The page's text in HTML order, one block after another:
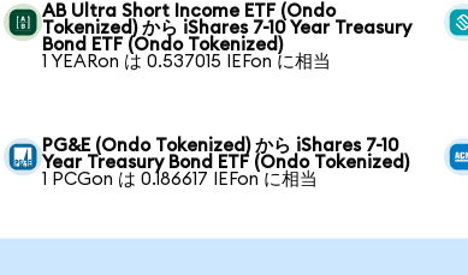
AB Ultra Short Income ETF (Ondo
Tokenized) から iShares 7-10 Year Treasury
Bond ETF (Ondo Tokenized)
1 YEARon は 0.537015 IEFon に相当
PG&E (Ondo Tokenized) から iShares 7-10
Year Treasury Bond ETF (Ondo Tokenized)
1 PCGon は 0.186617 IEFon に相当